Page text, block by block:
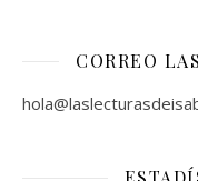
CORREO